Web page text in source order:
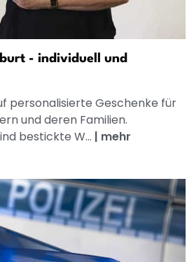
- individuell und
personalisierte Geschenke für
und deren Familien.
bestickte W... | mehr